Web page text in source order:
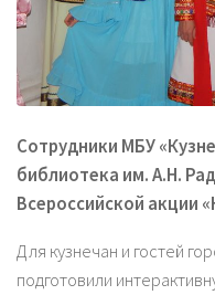
Сотрудники МБУ
библиотека им. А.Н.
Всероссийской акции
Для кузнечан и гостей
подготовили